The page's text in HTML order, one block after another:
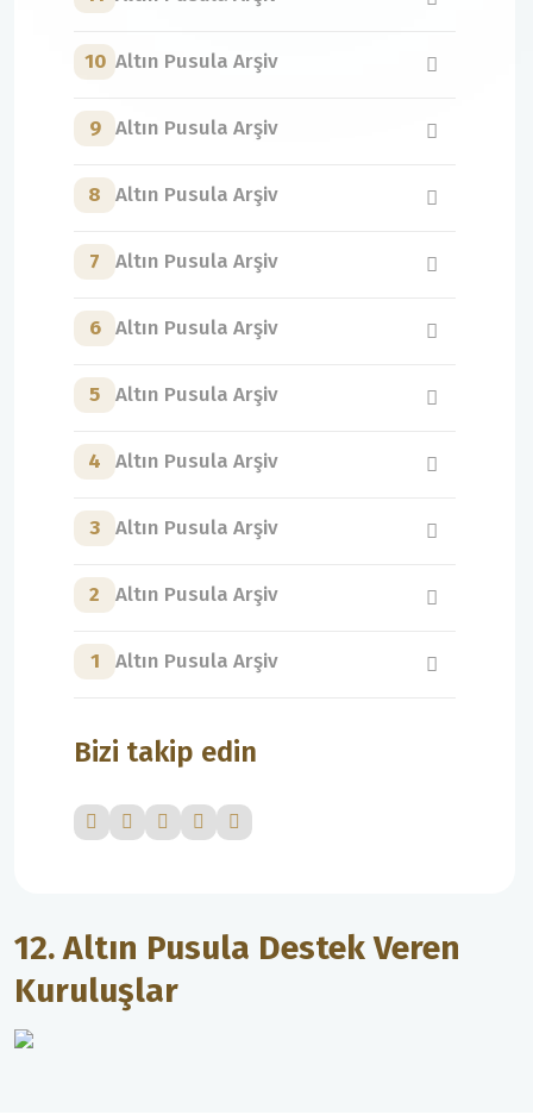
12. Altın Pusula Destek Veren
Kuruluşlar
10 Altın Pusula Arşiv
9 Altın Pusula Arşiv
8 Altın Pusula Arşiv
7 Altın Pusula Arşiv
6 Altın Pusula Arşiv
5 Altın Pusula Arşiv
4 Altın Pusula Arşiv
3 Altın Pusula Arşiv
2 Altın Pusula Arşiv
1 Altın Pusula Arşiv
Bizi takip edin